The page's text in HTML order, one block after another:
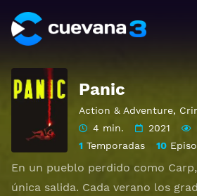
Panic
Action & Adventure,
4 min.
2021
1 Temporadas 10
En un pueblo perdido como
única salida. Cada verano los